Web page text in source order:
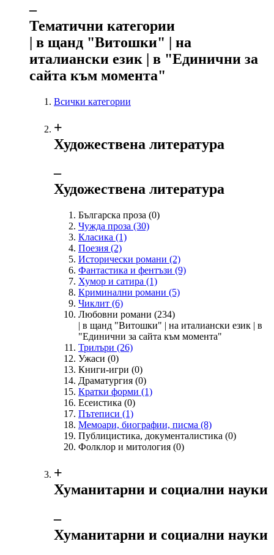
‒
Тематични категории
| в щанд "Витошки" | на
италиански език | в "Единични за
сайта към момента"
Всички категории
+
Художествена литература
‒
Художествена литература
Българска проза (0)
Чужда проза (30)
Класика (1)
Поезия (2)
Исторически романи (2)
Фантастика и фентъзи (9)
Хумор и сатира (1)
Криминални романи (5)
Чиклит (6)
Любовни романи (234)
| в щанд "Витошки" | на италиански език | в
"Единични за сайта към момента"
Трилъри (26)
Ужаси (0)
Книги-игри (0)
Драматургия (0)
Кратки форми (1)
Есеистика (0)
Пътеписи (1)
Мемоари, биографии, писма (8)
Публицистика, документалистика (0)
Фолклор и митология (0)
+
Хуманитарни и социални науки
‒
Хуманитарни и социални науки